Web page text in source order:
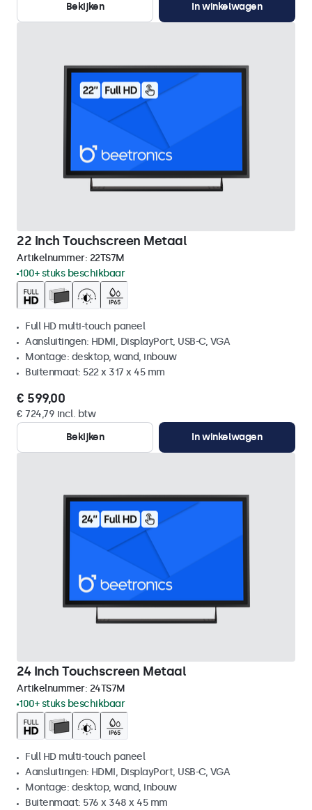
Bekijken
In winkelwagen
22 Inch Touchscreen Metaal
Artikelnummer: 22TS7M
100+ stuks beschikbaar
Full HD multi-touch paneel
Aansluitingen: HDMI, DisplayPort, USB-C, VGA
Montage: desktop, wand, inbouw
Buitenmaat: 522 x 317 x 45 mm
€ 599,00
€ 724,79 incl. btw
Bekijken
In winkelwagen
24 Inch Touchscreen Metaal
Artikelnummer: 24TS7M
100+ stuks beschikbaar
Full HD multi-touch paneel
Aansluitingen: HDMI, DisplayPort, USB-C, VGA
Montage: desktop, wand, inbouw
Buitenmaat: 576 x 348 x 45 mm